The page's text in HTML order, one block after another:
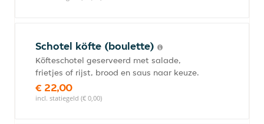
Schotel köfte (boulette)
Köfteschotel geserveerd met salade,
frietjes of rijst, brood en saus naar keuze.
€ 22,00
incl. statiegeld (€ 0,00)